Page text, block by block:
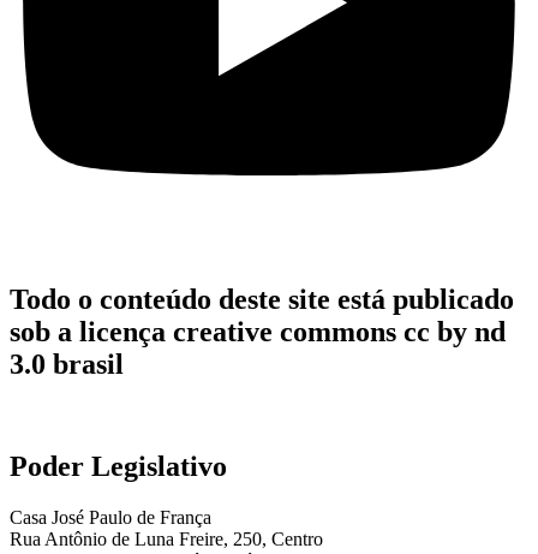
Todo o conteúdo deste site está publicado
sob a licença creative commons cc by nd
3.0 brasil
Poder Legislativo
Casa José Paulo de França
Rua Antônio de Luna Freire, 250, Centro